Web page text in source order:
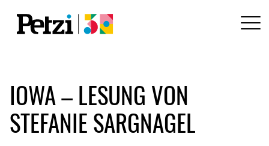
IOWA – LESUNG VON
STEFANIE SARGNAGEL